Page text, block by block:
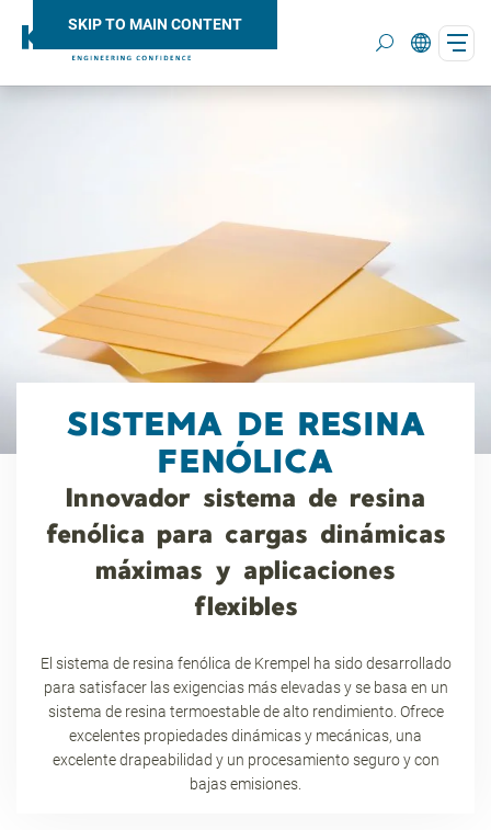
SKIP TO MAIN CONTENT
SISTEMA DE RESINA
FENÓLICA
Innovador sistema de resina
fenólica para cargas dinámicas
máximas y aplicaciones
flexibles
El sistema de resina fenólica de Krempel ha sido desarrollado
para satisfacer las exigencias más elevadas y se basa en un
sistema de resina termoestable de alto rendimiento. Ofrece
excelentes propiedades dinámicas y mecánicas, una
excelente drapeabilidad y un procesamiento seguro y con
bajas emisiones.